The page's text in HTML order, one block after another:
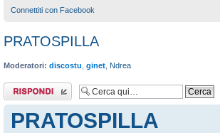
Connettiti con Facebook
PRATOSPILLA
Moderatori: discostu ginet Ndrea
Rispondi al
messaggio
PRATOSPILLA